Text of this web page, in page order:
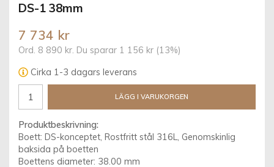
DS-1 38mm
7 734 kr
Ord. 8 890 kr. Du sparar 1 156 kr (13%)
Cirka 1-3 dagars leverans
LÄGG I VARUKORGEN
Produktbeskrivning:
Boett: DS-konceptet, Rostfritt stål 316L, Genomskinlig
baksida på boetten
Boettens diameter: 38.00 mm